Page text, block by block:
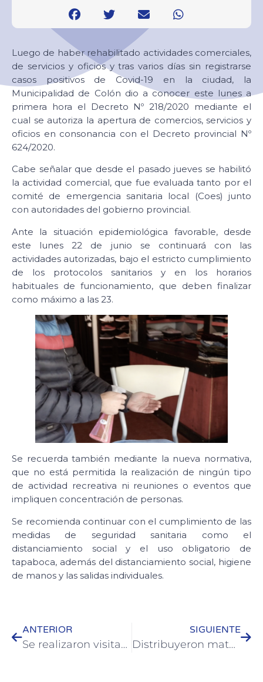
Luego de haber rehabilitado actividades comerciales,
de servicios y oficios y tras varios días sin registrarse
casos positivos de Covid-19 en la ciudad, la
Municipalidad de Colón dio a conocer este lunes a
primera hora el Decreto Nº 218/2020 mediante el
cual se autoriza la apertura de comercios, servicios y
oficios en consonancia con el Decreto provincial Nº
624/2020.
Cabe señalar que desde el pasado jueves se habilitó
la actividad comercial, que fue evaluada tanto por el
comité de emergencia sanitaria local (Coes) junto
con autoridades del gobierno provincial.
Ante la situación epidemiológica favorable, desde
este lunes 22 de junio se continuará con las
actividades autorizadas, bajo el estricto cumplimiento
de los protocolos sanitarios y en los horarios
habituales de funcionamiento, que deben finalizar
como máximo a las 23.
Se recuerda también mediante la nueva normativa,
que no está permitida la realización de ningún tipo
de actividad recreativa ni reuniones o eventos que
impliquen concentración de personas.
Se recomienda continuar con el cumplimiento de las
medidas de seguridad sanitaria como el
distanciamiento social y el uso obligatorio de
tapaboca, además del distanciamiento social, higiene
de manos y las salidas individuales.
ANTERIOR
Se realizaron visitas a comercios de Colón reafirmando medidas preventivas
SIGUIENTE
Distribuyeron material para adultos mayores en residencias de Colón